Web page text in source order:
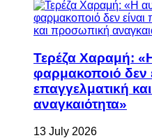
Τερέζα Χαραμή:
φαρμακοποιό δεν
επαγγελματική
αναγκαιότητα»
13 July 2026